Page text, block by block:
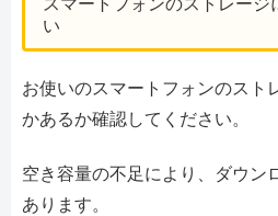
い
お使いのスマートフォンのスト
かあるか確認してください。
空き容量の不足により、ダウン
あります。